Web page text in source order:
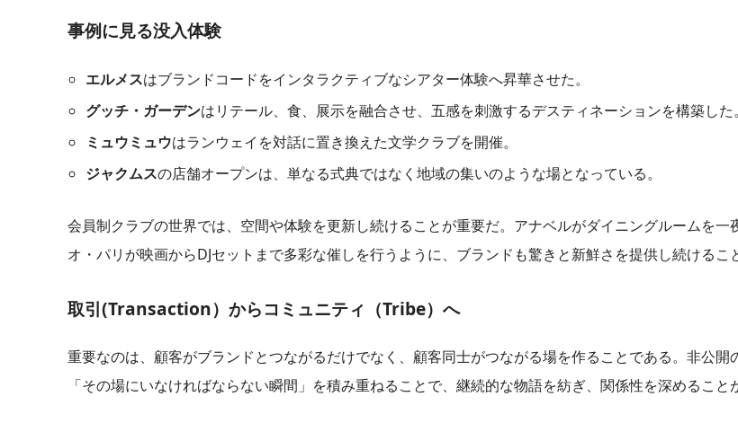
事例に見る没入体験
エルメスはブランドコードをインタラクティブなシアター体験へ昇華させた。
グッチ・ガーデンはリテール、食、展示を融合させ、五感を刺激するデスティネーションを構築した。
ミュウミュウはランウェイを対話に置き換えた文学クラブを開催。
ジャクムスの店舗オープンは、単なる式典ではなく地域の集いのような場となっている。
会員制クラブの世界では、空間や体験を更新し続けることが重要だ。アナベルがダイニングルームを一
オ・パリが映画からDJセットまで多彩な催しを行うように、ブランドも驚きと新鮮さを提供し続けるこ
取引(Transaction）からコミュニティ（Tribe）へ
重要なのは、顧客がブランドとつながるだけでなく、顧客同士がつながる場を作ることである。非公開
「その場にいなければならない瞬間」を積み重ねることで、継続的な物語を紡ぎ、関係性を深めること